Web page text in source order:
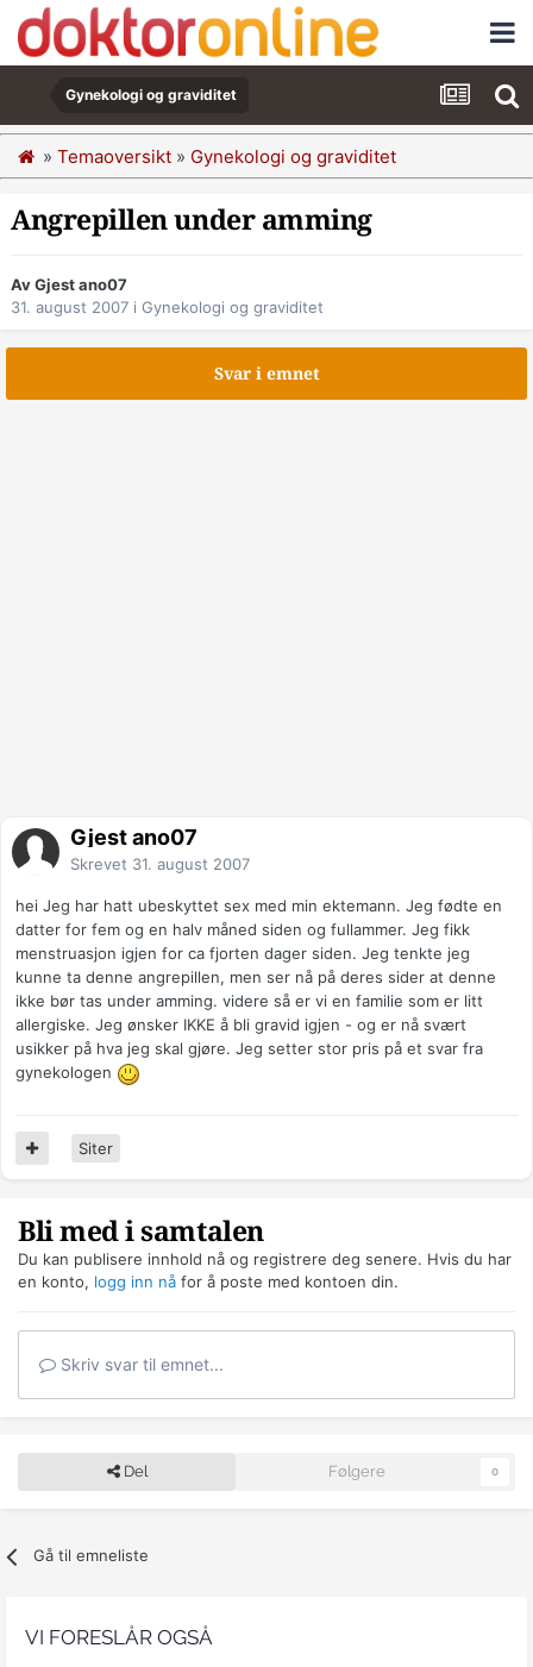
Gynekologi og graviditet
» Temaoversikt » Gynekologi og graviditet
Angrepillen under amming
Av Gjest ano07
31. august 2007 i Gynekologi og graviditet
Svar i emnet
Gjest ano07
Skrevet 31. august 2007
hei Jeg har hatt ubeskyttet sex med min ektemann. Jeg fødte en
datter for fem og en halv måned siden og fullammer. Jeg fikk
menstruasjon igjen for ca fjorten dager siden. Jeg tenkte jeg
kunne ta denne angrepillen, men ser nå på deres sider at denne
ikke bør tas under amming. videre så er vi en familie som er litt
allergiske. Jeg ønsker IKKE å bli gravid igjen - og er nå svært
usikker på hva jeg skal gjøre. Jeg setter stor pris på et svar fra
gynekologen
Siter
Bli med i samtalen
Du kan publisere innhold nå og registrere deg senere. Hvis du har
en konto, logg inn nå for å poste med kontoen din.
Skriv svar til emnet...
Del Følgere 0
Gå til emneliste
VI FORESLÅR OGSÅ